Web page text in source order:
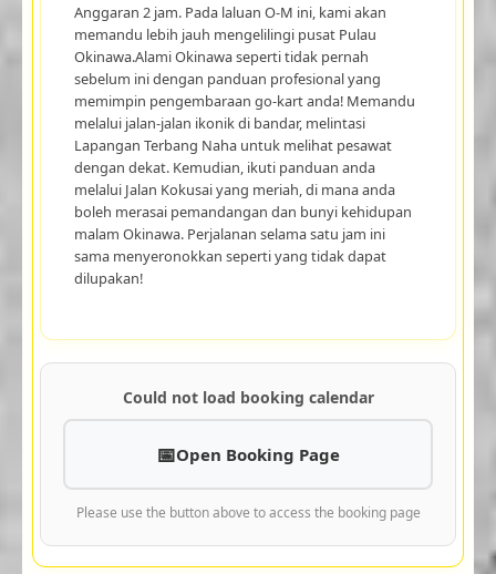
Anggaran 2 jam. Pada laluan O-M ini, kami akan
memandu lebih jauh mengelilingi pusat Pulau
Okinawa.Alami Okinawa seperti tidak pernah
sebelum ini dengan panduan profesional yang
memimpin pengembaraan go-kart anda! Memandu
melalui jalan-jalan ikonik di bandar, melintasi
Lapangan Terbang Naha untuk melihat pesawat
dengan dekat. Kemudian, ikuti panduan anda
melalui Jalan Kokusai yang meriah, di mana anda
boleh merasai pemandangan dan bunyi kehidupan
malam Okinawa. Perjalanan selama satu jam ini
sama menyeronokkan seperti yang tidak dapat
dilupakan!
Could not load booking calendar
Open Booking Page
Please use the button above to access the booking page